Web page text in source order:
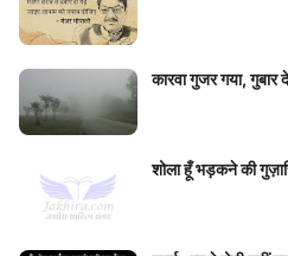
कारवा गुजर गया,
शोला हूँ भड़कने की